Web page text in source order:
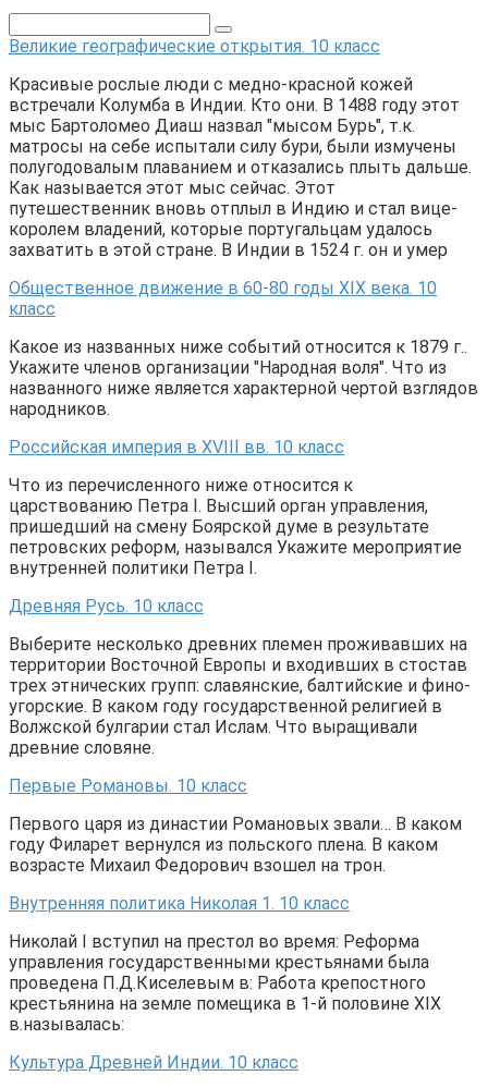
Великие географические открытия. 10 класс
Красивые рослые люди с медно-красной кожей
встречали Колумба в Индии. Кто они. В 1488 году этот
мыс Бартоломео Диаш назвал "мысом Бурь", т.к.
матросы на себе испытали силу бури, были измучены
полугодовалым плаванием и отказались плыть дальше.
Как называется этот мыс сейчас. Этот
путешественник вновь отплыл в Индию и стал вице-
королем владений, которые португальцам удалось
захватить в этой стране. В Индии в 1524 г. он и умер
Общественное движение в 60-80 годы XIX века. 10
класс
Какое из названных ниже событий относится к 1879 г..
Укажите членов организации "Народная воля". Что из
названного ниже является характерной чертой взглядов
народников.
Российская империя в XVIII вв. 10 класс
Что из перечисленного ниже относится к
царствованию Петра I. Высший орган управления,
пришедший на смену Боярской думе в результате
петровских реформ, назывался Укажите мероприятие
внутренней политики Петра I.
Древняя Русь. 10 класс
Выберите несколько древних племен проживавших на
территории Восточной Европы и входивших в стостав
трех этнических групп: славянские, балтийские и фино-
угорские. В каком году государственной религией в
Волжской булгарии стал Ислам. Что выращивали
древние словяне.
Первые Романовы. 10 класс
Первого царя из династии Романовых звали… В каком
году Филарет вернулся из польского плена. В каком
возрасте Михаил Федорович взошел на трон.
Внутренняя политика Николая 1. 10 класс
Николай I вступил на престол во время: Реформа
управления государственными крестьянами была
проведена П.Д.Киселевым в: Работа крепостного
крестьянина на земле помещика в 1-й половине XIX
в.называлась:
Культура Древней Индии. 10 класс